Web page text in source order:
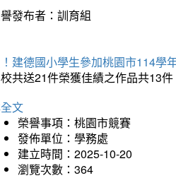
發布者：訓育組
建德國小學生參加桃園市114學
共送21件榮獲佳績之作品共13件
文
榮譽事項：桃園市競賽
發佈單位：學務處
建立時間：2025-10-20
瀏覽次數：364